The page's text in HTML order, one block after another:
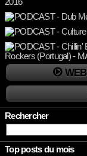
Rechercher
Top posts du mois